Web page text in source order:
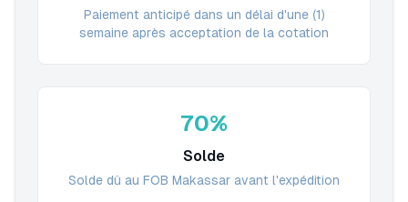
Paiement anticipé dans un délai d'une (1)
semaine après acceptation de la cotation
70%
Solde
Solde dû au FOB Makassar avant l'expédition